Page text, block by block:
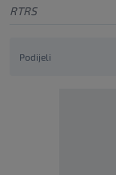
RTRS
Podijeli